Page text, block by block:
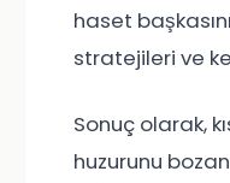
haset
stratejileri ve
Sonuç olarak,
huzurunu